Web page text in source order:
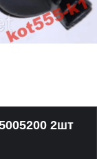
2шт